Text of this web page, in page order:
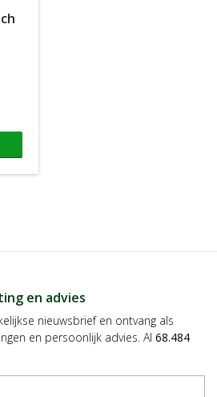
en advies
nieuwsbrief en ontvang als
en persoonlijk advies. Al 68.484